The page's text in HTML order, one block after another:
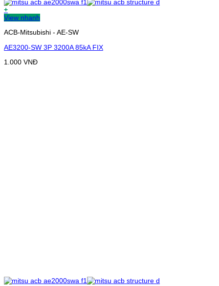
+
View nhanh
ACB-Mitsubishi - AE-SW
AE3200-SW 3P 3200A 85kA FIX
1.000 VNĐ